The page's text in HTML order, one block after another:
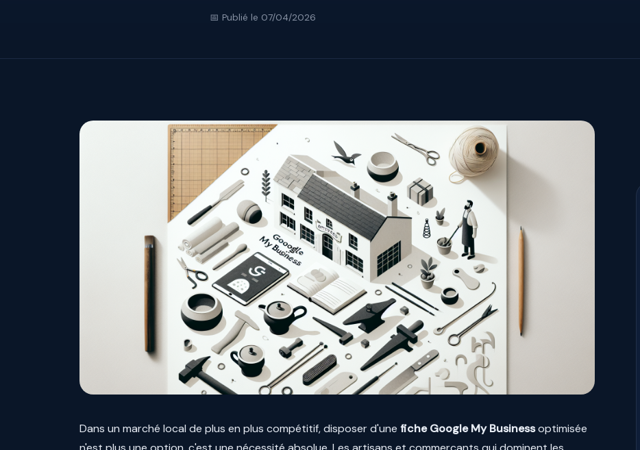
📅 Publié le 07/04/2026
Dans un marché local de plus en plus compétitif, disposer d'une fiche Google My Businessoptimisée